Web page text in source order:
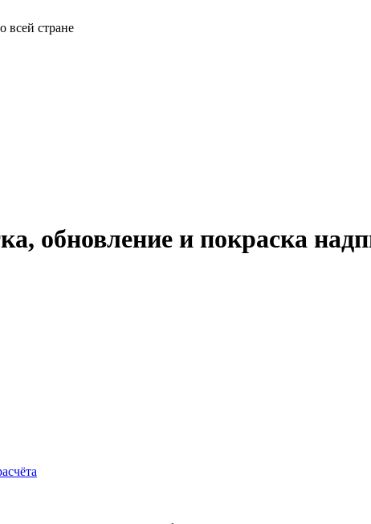
всей стране
обновление и покраска